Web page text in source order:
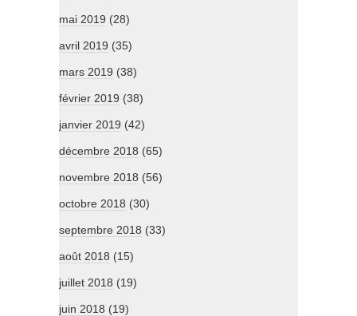
mai 2019 (28)
avril 2019 (35)
mars 2019 (38)
février 2019 (38)
janvier 2019 (42)
décembre 2018 (65)
novembre 2018 (56)
octobre 2018 (30)
septembre 2018 (33)
août 2018 (15)
juillet 2018 (19)
juin 2018 (19)